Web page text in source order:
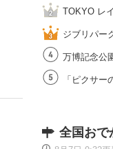
TOKYO レ
ジブリパー
万博記念公
「ピクサ
全国おで